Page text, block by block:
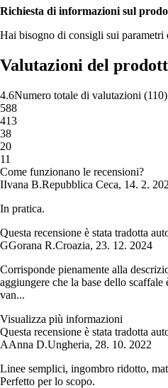
Richiesta di informazioni sul
Hai bisogno di consigli sui parametri
Valutazioni del
4.6Numero totale di valutazioni (110)
588
413
38
20
11
Come funzionano le recensioni?
IIvana B.Repubblica Ceca, 14. 2.
In pratica.
Questa recensione è stata tradotta
GGorana R.Croazia, 23. 12. 2024
Corrisponde pienamente alla
aggiungere che la base dello
van...
Visualizza più informazioni
Questa recensione è stata tradotta
AAnna D.Ungheria, 28. 10. 2022
Linee semplici, ingombro ridotto,
Perfetto per lo scopo.